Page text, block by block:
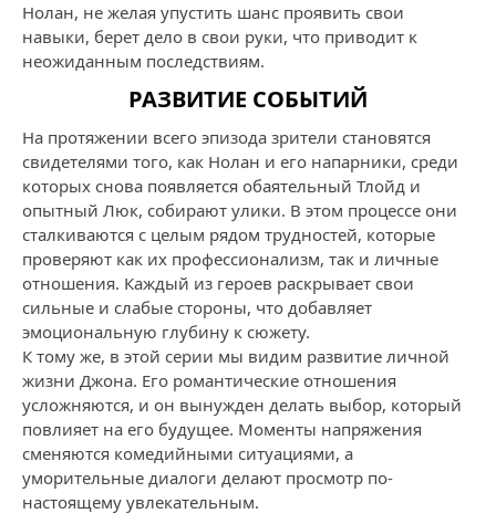
Нолан, не желая упустить шанс проявить свои
навыки, берет дело в свои руки, что приводит к
неожиданным последствиям.
РАЗВИТИЕ СОБЫТИЙ
На протяжении всего эпизода зрители становятся
свидетелями того, как Нолан и его напарники, среди
которых снова появляется обаятельный Тлойд и
опытный Люк, собирают улики. В этом процессе они
сталкиваются с целым рядом трудностей, которые
проверяют как их профессионализм, так и личные
отношения. Каждый из героев раскрывает свои
сильные и слабые стороны, что добавляет
эмоциональную глубину к сюжету.
К тому же, в этой серии мы видим развитие личной
жизни Джона. Его романтические отношения
усложняются, и он вынужден делать выбор, который
повлияет на его будущее. Моменты напряжения
сменяются комедийными ситуациями, а
уморительные диалоги делают просмотр по-
настоящему увлекательным.